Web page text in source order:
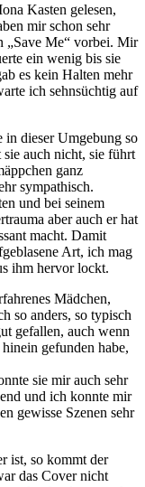
Kasten gelesen,
mir schon sehr
„Save Me“ vorbei. Mir
ein wenig bis sie
es kein Halten mehr
ich sehnsüchtig auf
dieser Umgebung so
auch nicht, sie führt
ganz
sympathisch.
und bei seinem
aber auch er hat
macht. Damit
Art, ich mag
ihm hervor lockt.
Mädchen,
so anders, so typisch
gefallen, auch wenn
gefunden habe,
sie mir auch sehr
und ich konnte mir
gewisse Szenen sehr
ist, so kommt der
das Cover nicht